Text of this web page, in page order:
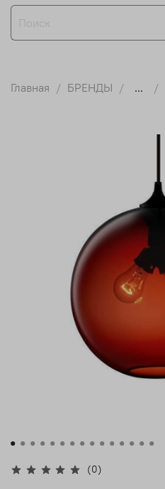
Главная БРЕНДЫ ...
(0)